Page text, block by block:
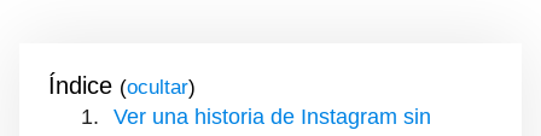
Índice ( )
Ver una historia de Instagram sin